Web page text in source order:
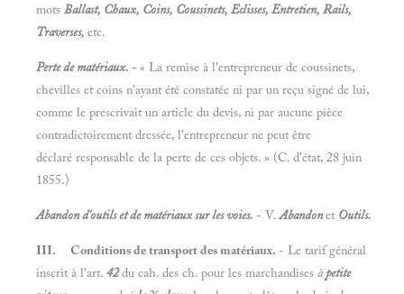
mots Ballast, Chaux, Coins, Coussinets, Eclisses, Entretien, Rails,
Traverses, etc.
Perte de matériaux. - « La remise à l'entrepreneur de coussinets,
chevilles et coins n'ayant été constatée ni par un reçu signé de lui,
comme le prescrivait un article du devis, ni par aucune pièce
contradictoirement dressée, l'entrepreneur ne peut être
déclaré responsable de la perte de ces objets. » (C. d'état, 28 juin
1855.)
Abandon d'outils et de matériaux sur les voies. - V.Abandonet Outils.
III. Conditions de transport des matériaux. - Le tarif général
inscrit à l'art. 42du cah. des ch. pour les marchandises àpetite
e